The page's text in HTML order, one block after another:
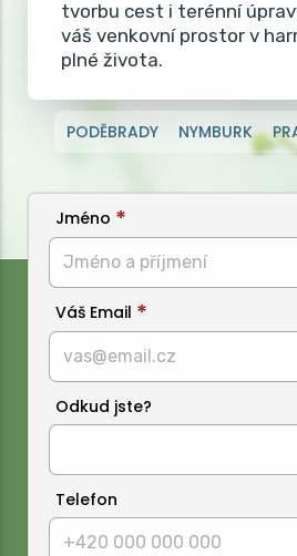
tvorbu cest i terénní
váš venkovní prostor v
plné života.
PODĚBRADY NYMBURK
Jméno
Váš Email
Odkud jste?
Telefon